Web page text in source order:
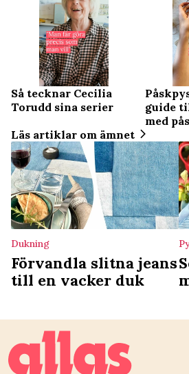
Så tecknar Cecilia
Torudd sina serier
guide
med
Läs artiklar om ämnet
Dukning
Förvandla slitna jeans
till en vacker duk